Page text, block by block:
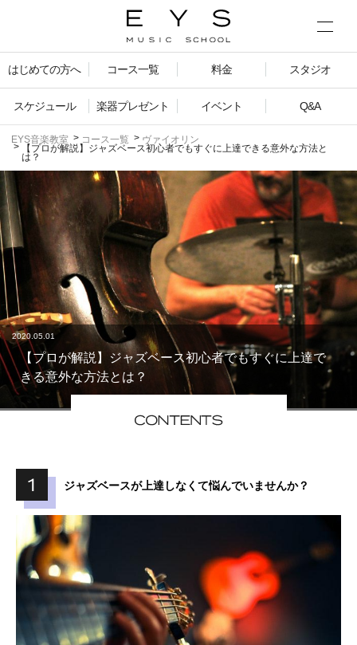
はじめての方へ コース一覧 料金 スタジオ
スケジュール 楽器プレゼント イベント Q&A
EYS音楽教室 コース一覧
ヴァイオリン
【プロが解説】ジャズベース初心者でもすぐに上達できる意外な方法と
は？
2020.05.01
【プロが解説】ジャズベース初心者でもすぐに上達で
きる意外な方法とは？
ジャズベースが上達しなくて悩んでいませんか？